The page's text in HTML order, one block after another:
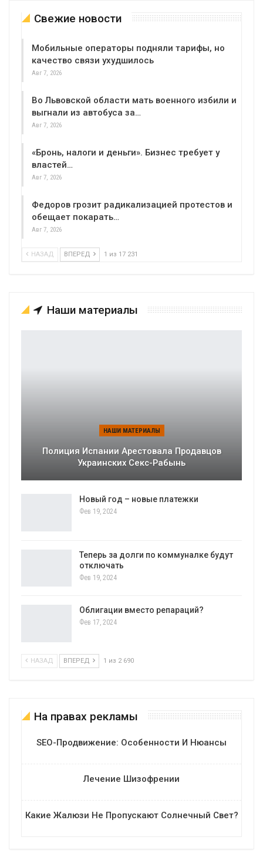
Свежие новости
Мобильные операторы подняли тарифы, но
качество связи ухудшилось
Авг 7, 2026
Во Львовской области мать военного избили и
выгнали из автобуса за…
Авг 7, 2026
«Бронь, налоги и деньги». Бизнес требует у
властей…
Авг 7, 2026
Федоров грозит радикализацией протестов и
обещает покарать…
Авг 7, 2026
НАЗАД ВПЕРЕД 1 из 17 231
Наши материалы
НАШИ МАТЕРИАЛЫ
Полиция Испании Арестовала Продавцов
Украинских Секс-Рабынь
Новый год – новые платежки
Фев 19, 2024
Теперь за долги по коммуналке будут
отключать
Фев 19, 2024
Облигации вместо репараций?
Фев 17, 2024
НАЗАД ВПЕРЕД 1 из 2 690
На правах рекламы
SEO-Продвижение: Особенности И Нюансы
Лечение Шизофрении
Какие Жалюзи Не Пропускают Солнечный Свет?